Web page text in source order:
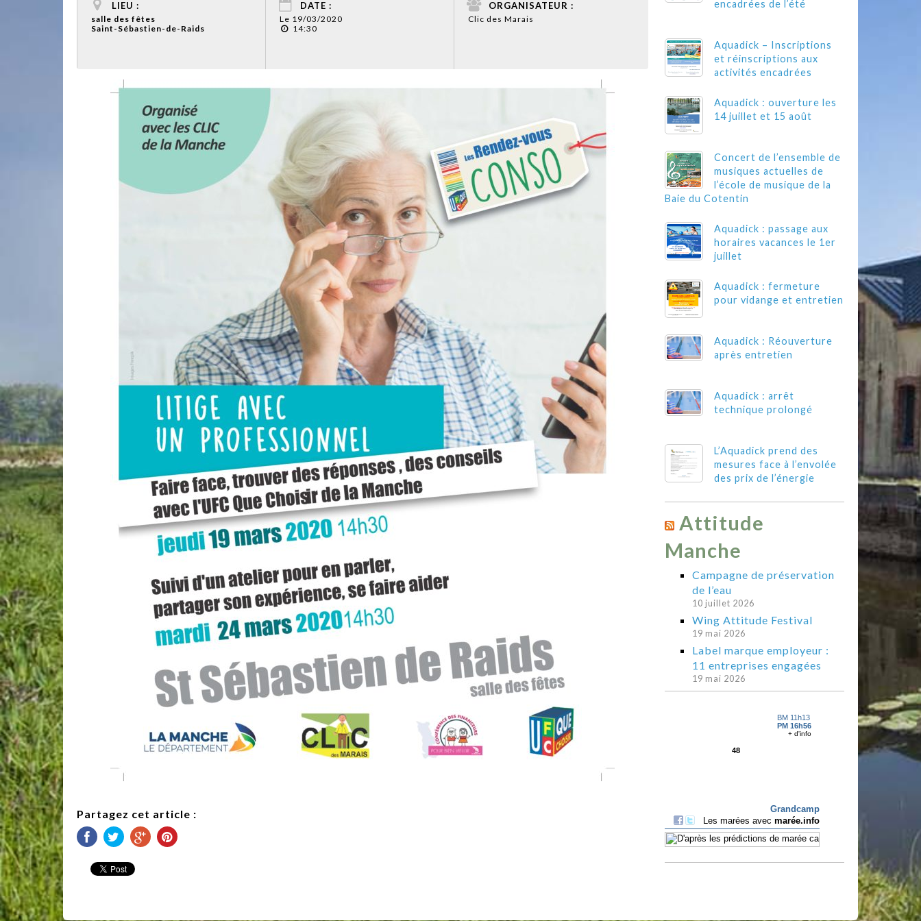
LIEU :
salle des fêtes
Saint-Sébastien-de-Raids
DATE :
Le 19/03/2020
14:30
ORGANISATEUR :
Clic des Marais
Partagez cet article :
encadrées de l’été
Aquadick – Inscriptions
et réinscriptions aux
activités encadrées
Aquadick : ouverture les
14 juillet et 15 août
Concert de l’ensemble de
musiques actuelles de
l’école de musique de la
Baie du Cotentin
Aquadick : passage aux
horaires vacances le 1er
juillet
Aquadick : fermeture
pour vidange et entretien
Aquadick : Réouverture
après entretien
Aquadick : arrêt
technique prolongé
L’Aquadick prend des
mesures face à l’envolée
des prix de l’énergie
Attitude
Manche
Campagne de préservation
de l’eau
10 juillet 2026
Wing Attitude Festival
19 mai 2026
Label marque employeur :
11 entreprises engagées
19 mai 2026